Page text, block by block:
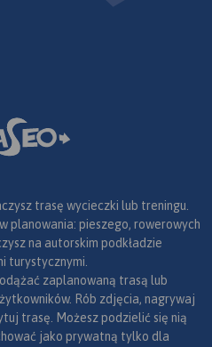
trasę wycieczki lub treningu.
planowania: pieszego, rowerowych
na autorskim podkładzie
turystycznymi.
zaplanowaną trasą lub
Rób zdjęcia, nagrywaj
trasę. Możesz podzielić się nią
jako prywatną tylko dla